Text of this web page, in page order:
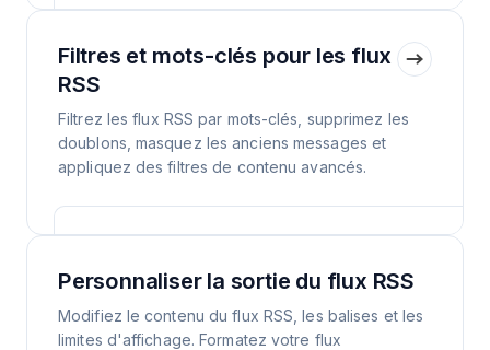
Filtres et mots-clés pour les flux
RSS
Filtrez les flux RSS par mots-clés, supprimez les
doublons, masquez les anciens messages et
appliquez des filtres de contenu avancés.
Personnaliser la sortie du flux RSS
Modifiez le contenu du flux RSS, les balises et les
limites d'affichage. Formatez votre flux